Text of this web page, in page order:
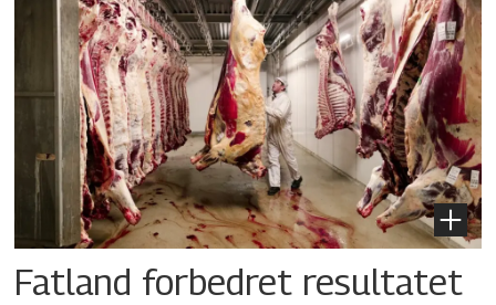
Fatland forbedret resultatet